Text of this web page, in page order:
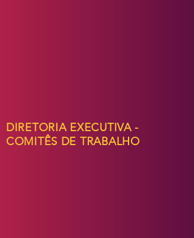
DIRETORIA EXECUTIVA -
COMITÊS DE TRABALHO